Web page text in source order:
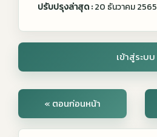
ปรับปรุงล่าสุด :20 ธันวาคม 2565
เข้าสู่ระบบ
« ตอนก่อนหน้า